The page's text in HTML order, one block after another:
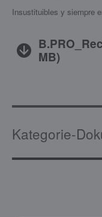
Insustituibles y siempre
MB)
Kategorie-